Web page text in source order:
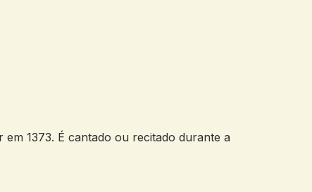
1373. É cantado ou recitado durante a